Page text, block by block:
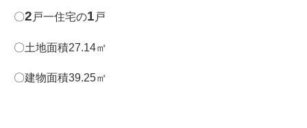
〇2 戸一住宅の1 戸
〇土地面積27.14㎡
〇建物面積39.25㎡